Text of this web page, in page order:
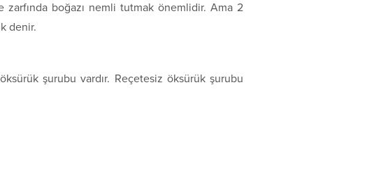
boğazı nemli tutmak önemlidir. Ama 2
denir.
şurubu vardır. Reçetesiz öksürük şurubu